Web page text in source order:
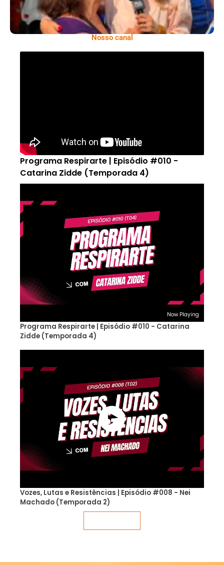
Nosso canal
Programa Respirarte | Episódio #010 -
Catarina Zidde (Temporada 4)
Now Playing
Programa Respirarte | Episódio #010 - Catarina
Zidde (Temporada 4)
Vozes, Lutas e Resistências | Episódio #008 - Nei
Machado (Temporada 2)